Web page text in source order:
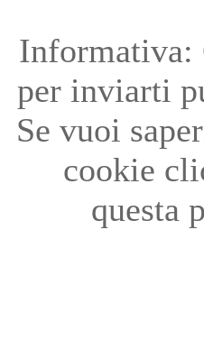
Informativa:
per inviarti
Se vuoi
cookie
questa